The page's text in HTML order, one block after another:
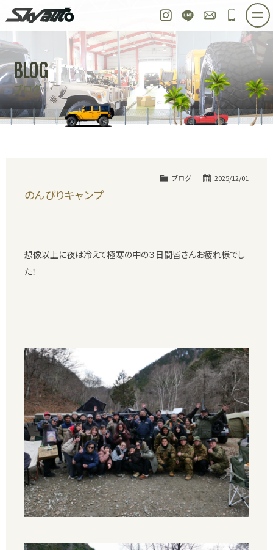
Instagram
LINE お問い合わせ
048-
ホーム 在庫車情報 ご購入プラン
整備作業実例 パーツ販売 買取＆オーダー
店舗紹介 工場紹介 会社概要
スタッフ紹介 求人情報 公式ブログ
BLOG
ブログ
2025/12/01
ブログ
のんびりキャンプ
想像以上に夜は冷えて極寒の中の３日間皆さんお疲れ様でし
た！